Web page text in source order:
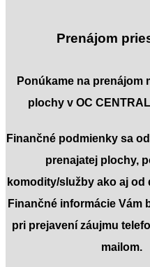
Prenájom
Ponúkame na prenájom
plochy v OC
Finančné podmienky sa
prenajatej plochy,
komodity/služby ako aj
Finančné informácie Vám
pri prejavení záujmu
mailom.